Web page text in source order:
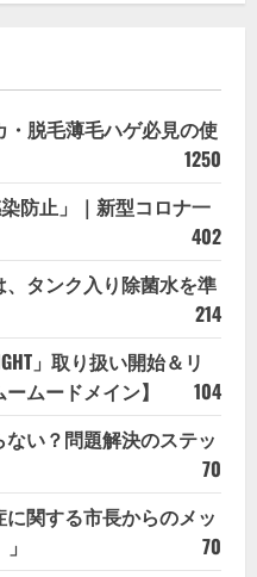
・脱毛薄毛ハゲ必見の使
1250
防止」｜新型コロナ一
402
タンク入り除菌水を準
214
」取り扱い開始＆リ
ムードメイン】
104
い？問題解決のステッ
70
に関する市長からのメッ
70